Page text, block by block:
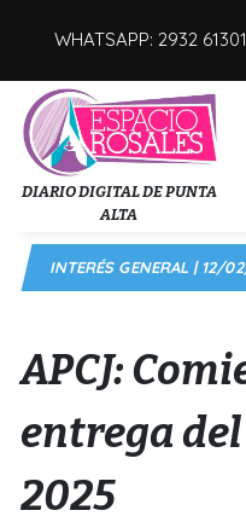
WHATSAPP: 2932
DIARIO DIGITAL DE PUNTA
ALTA
INTERÉS GENERAL | 12/
APCJ:
entrega
2025